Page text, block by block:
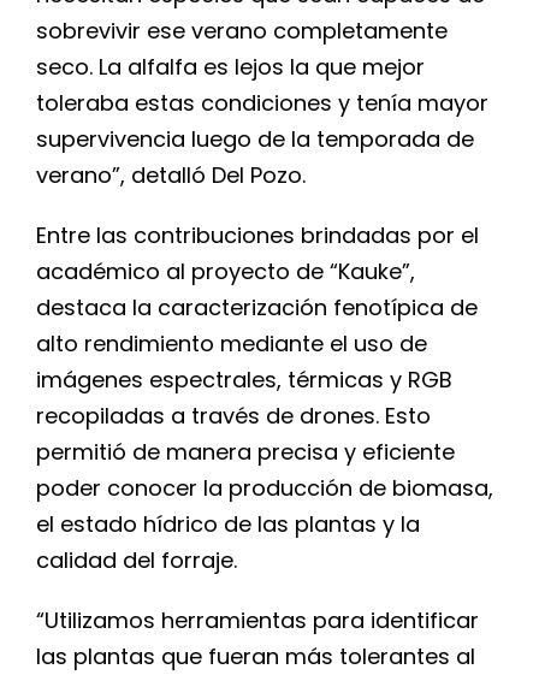
sobrevivir ese verano completamente
seco. La alfalfa es lejos la que mejor
toleraba estas condiciones y tenía mayor
supervivencia luego de la temporada de
verano”, detalló Del Pozo.
Entre las contribuciones brindadas por el
académico al proyecto de “Kauke”,
destaca la caracterización fenotípica de
alto rendimiento mediante el uso de
imágenes espectrales, térmicas y RGB
recopiladas a través de drones. Esto
permitió de manera precisa y eficiente
poder conocer la producción de biomasa,
el estado hídrico de las plantas y la
calidad del forraje.
“Utilizamos herramientas para identificar
las plantas que fueran más tolerantes al